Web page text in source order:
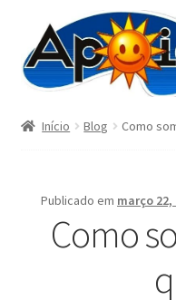
Pular
para
navegação
Pular
para
o
conteúdo
DOAÇÃO
Início Blog Como
Publicado em março 22,
Como